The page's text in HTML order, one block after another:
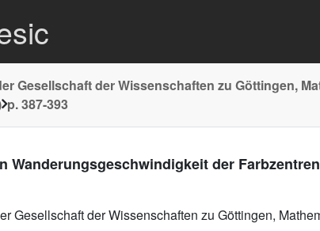
Gesellschaft der Wissenschaften zu Göttingen,
p. 387-393
Wanderungsgeschwindigkeit der
Gesellschaft der Wissenschaften zu Göttingen,